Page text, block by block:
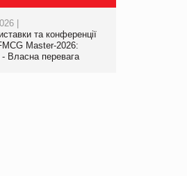
|
та конференції
Master-2026:
Власна перевага